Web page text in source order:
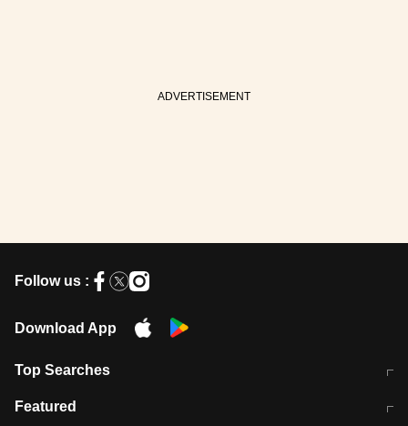
Follow us :
Download App
Top Searches
मुंबई में लगे 'जेन जी' के पोस्टर, लिखा- 'मैं
Featured